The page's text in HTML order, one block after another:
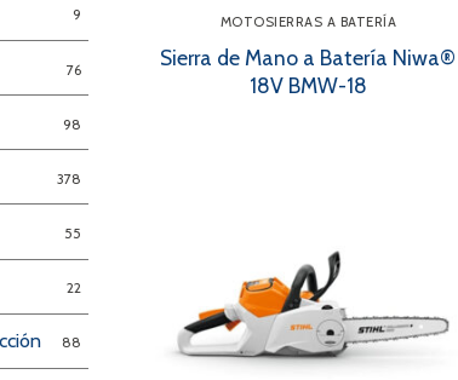
MOTOSIERRAS A BATERÍA
Sierra de Mano a Batería Niwa®
18V BMW-18
9
76
98
378
55
22
88